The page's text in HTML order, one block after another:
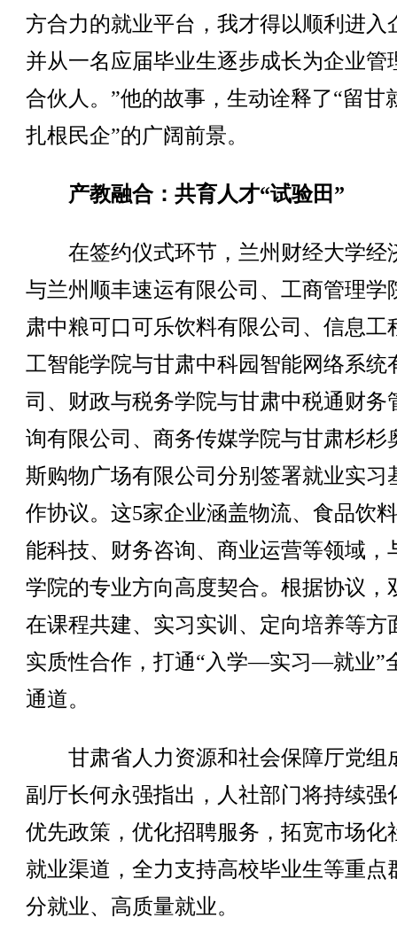
方合力的就业平台，我才得以顺利进入
并从一名应届毕业生逐步成长为企业管
合伙人。”他的故事，生动诠释了“留甘
扎根民企”的广阔前景。
产教融合：共育人才“试验田”
在签约仪式环节，兰州财经大学经
与兰州顺丰速运有限公司、工商管理学
肃中粮可口可乐饮料有限公司、信息工
工智能学院与甘肃中科园智能网络系统
司、财政与税务学院与甘肃中税通财务
询有限公司、商务传媒学院与甘肃杉杉
斯购物广场有限公司分别签署就业实习
作协议。这5家企业涵盖物流、食品饮
能科技、财务咨询、商业运营等领域，
学院的专业方向高度契合。根据协议，
在课程共建、实习实训、定向培养等方
实质性合作，打通“入学—实习—就业”
通道。
甘肃省人力资源和社会保障厅党组
副厅长何永强指出，人社部门将持续强
优先政策，优化招聘服务，拓宽市场化
就业渠道，全力支持高校毕业生等重点
分就业、高质量就业。